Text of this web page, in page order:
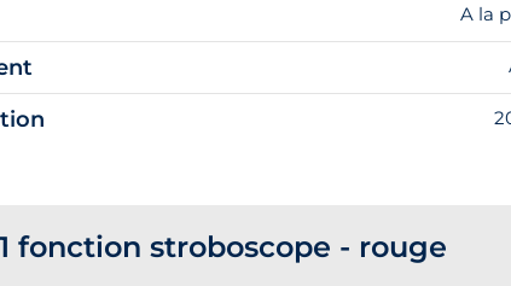
A la
fonction stroboscope - rouge